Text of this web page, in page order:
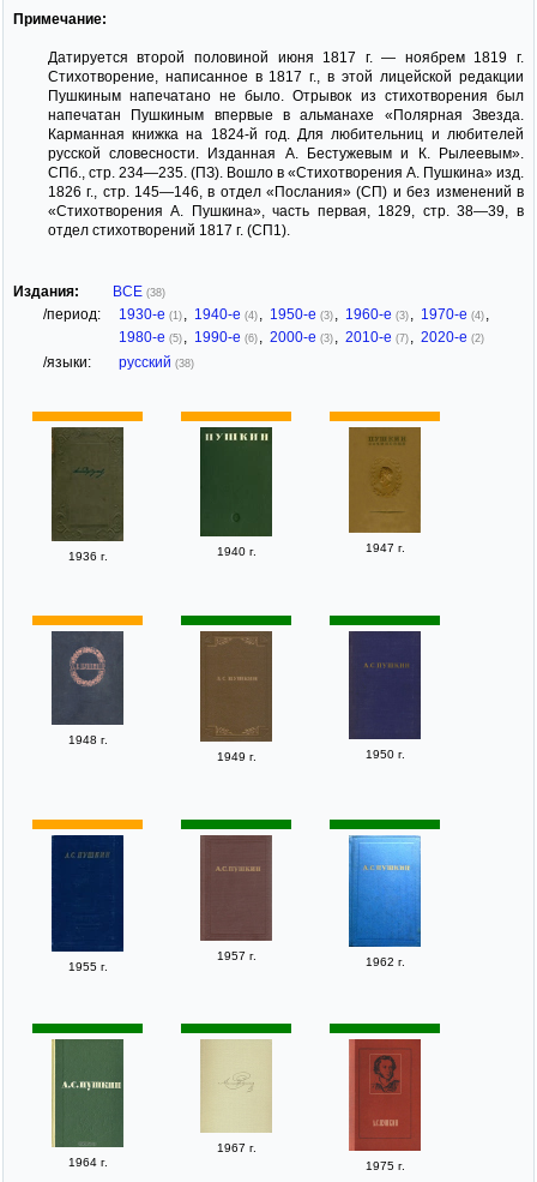
Примечание:
Датируется второй половиной июня 1817 г. — ноябрем 1819 г.
Стихотворение, написанное в 1817 г., в этой лицейской редакции
Пушкиным напечатано не было. Отрывок из стихотворения был
напечатан Пушкиным впервые в альманахе «Полярная Звезда.
Карманная книжка на 1824-й год. Для любительниц и любителей
русской словесности. Изданная А. Бестужевым и К. Рылеевым».
СПб., стр. 234—235. (ПЗ). Вошло в «Стихотворения А. Пушкина» изд.
1826 г., стр. 145—146, в отдел «Послания» (СП) и без изменений в
«Стихотворения А. Пушкина», часть первая, 1829, стр. 38—39, в
отдел стихотворений 1817 г. (СП1).
Издания: ВСЕ (38)
/период: 1930-е (1) 1940-е (4) 1950-е (3) 1960-е (3) 1970-е (4)
1980-е (5) 1990-е (6) 2000-е (3) 2010-е (7) 2020-е (2)
/языки: русский (38)
1936 г. 1940 г. 1947 г.
1948 г.
1949 г.
1950 г.
1955 г.
1957 г. 1962 г.
1964 г.
1967 г.
1975 г.